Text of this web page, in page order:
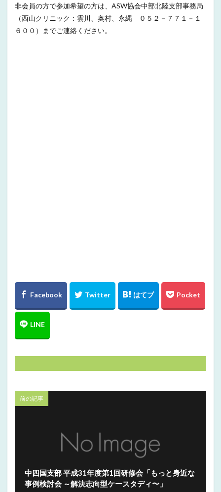
非会員の方で参加希望の方は、ASW協会中部北陸支部事務局
（西山クリニック：雲川、奥村、永縄 ０５２－７７１－１
６００）までご連絡ください。
前の記事
中四国支部 平成31年度第1回研修会「もっと身近な
事例検討会 ～解決志向型ケースタディ〜」